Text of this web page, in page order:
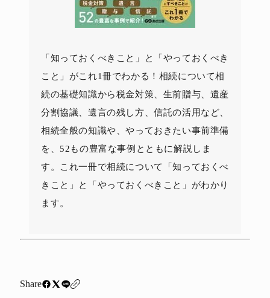
「知っておくべきこと」と「やっておくべき
こと」がこれ1冊でわかる！相続について相
続の基礎知識から税金対策、生前贈与、遺産
分割協議、遺言の残し方、信託の活用など、
相続全般の知識や、やっておきたい事前準備
を、52もの豊富な事例とともに解説しま
す。これ一冊で相続について「知っておくべ
きこと」と「やっておくべきこと」がわかり
ます。
Share